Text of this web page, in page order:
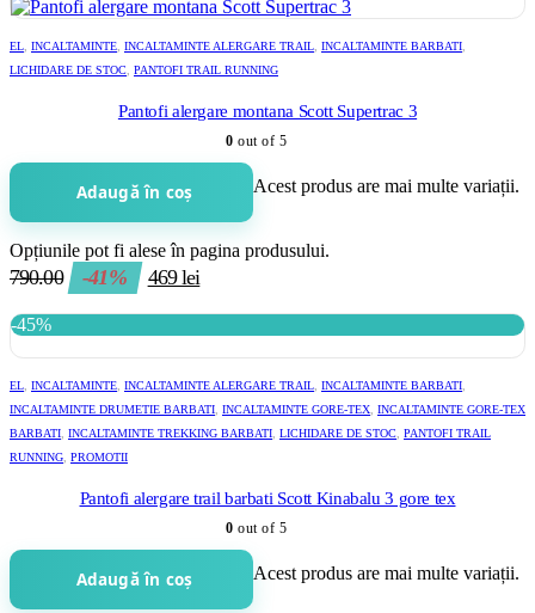
EL INCALTAMINTE INCALTAMINTE ALERGARE TRAIL INCALTAMINTE BARBATI
LICHIDARE DE STOC PANTOFI TRAIL RUNNING
Pantofi alergare montana Scott Supertrac 3
0 out of 5
Adaugă în coș Acest produs are mai multe variații.
Opțiunile pot fi alese în pagina produsului.
790.00 -41% 469lei
-45%
EL INCALTAMINTE INCALTAMINTE ALERGARE TRAIL INCALTAMINTE BARBATI
INCALTAMINTE DRUMETIE BARBATI INCALTAMINTE GORE-TEX INCALTAMINTE GORE-TEX
BARBATI INCALTAMINTE TREKKING BARBATI LICHIDARE DE STOC PANTOFI TRAIL
RUNNING PROMOTII
Pantofi alergare trail barbati Scott Kinabalu 3 gore tex
0 out of 5
Adaugă în coș Acest produs are mai multe variații.